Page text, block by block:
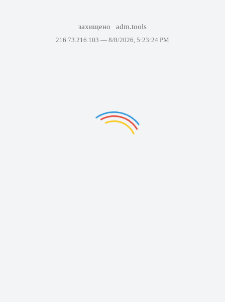
захищено adm.tools
216.73.216.103 — 8/8/2026, 5:23:24 PM